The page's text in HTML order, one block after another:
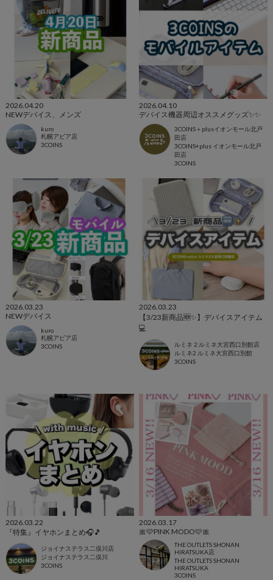
2026.04.20
NEWデバイス、メンズ
kuro
札幌アピア店
3COINS
2026.04.10
デバイス機器周辺オススメグッズ✨✨
3COINS＋plusイオンモール北戸
田店
3COINS+plus イオンモール北戸
田店
3COINS
2026.03.23
NEWデバイス
kuro
札幌アピア店
3COINS
2026.03.23
【3/23新商品🆕✨】デバイスアイテム
💻
ルミネ２ルミネ大宮西口別館店
ルミネ2 ルミネ大宮西口別館
3COINS
2026.03.22
『特集』イヤホンまとめ🎧🎵
ジョイナステラス二俣川店
ジョイナステラス二俣川
3COINS
2026.03.17
🎀🩷PINK MODO🩷🎀
THE OUTLETS SHONAN
HIRATSUKA店
THE OUTLETS SHONAN
HIRATSUKA
3COINS